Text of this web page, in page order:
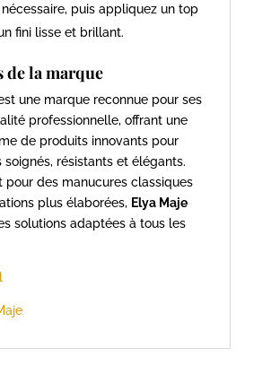
nécessaire, puis appliquez un top
fini lisse et brillant.
de la marque
une marque reconnue pour ses
professionnelle, offrant une
de produits innovants pour
soignés, résistants et élégants.
pour des manucures classiques
plus élaborées, Elya Maje
solutions adaptées à tous les